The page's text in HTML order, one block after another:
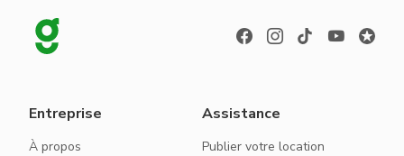
Entreprise
À propos
Assistance
Publier votre location